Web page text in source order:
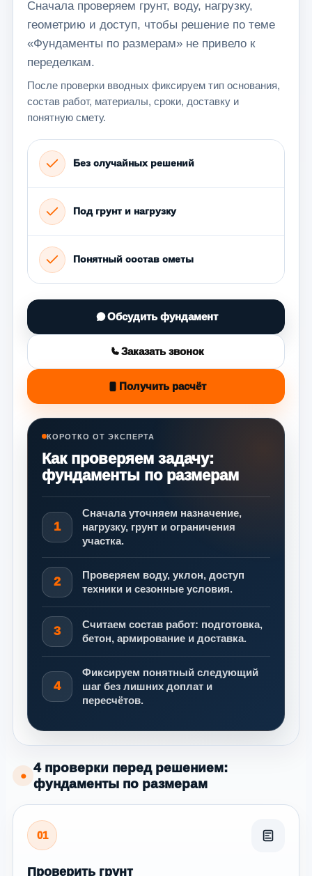
Сначала проверяем грунт, воду, нагрузку,
геометрию и доступ, чтобы решение по теме
«Фундаменты по размерам» не привело к
переделкам.
После проверки вводных фиксируем тип основания,
состав работ, материалы, сроки, доставку и
понятную смету.
Без случайных решений
Под грунт и нагрузку
Понятный состав сметы
Обсудить фундамент
Заказать звонок
Получить расчёт
КОРОТКО ОТ ЭКСПЕРТА
Как проверяем задачу:
фундаменты по размерам
1
Сначала уточняем назначение,
нагрузку, грунт и ограничения
участка.
2
Проверяем воду, уклон, доступ
техники и сезонные условия.
3
Считаем состав работ: подготовка,
бетон, армирование и доставка.
4
Фиксируем понятный следующий
шаг без лишних доплат и
пересчётов.
●
4 проверки перед решением:
фундаменты по размерам
01
Проверить грунт